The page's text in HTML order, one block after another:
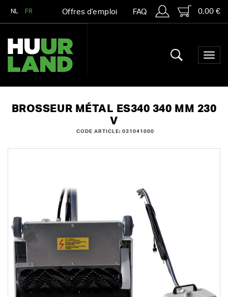
NL FR Offres d’emploi FAQ 0,00 €
BROSSEUR MÉTAL ES340 340 MM 230
V
CODE ARTICLE: 031041000